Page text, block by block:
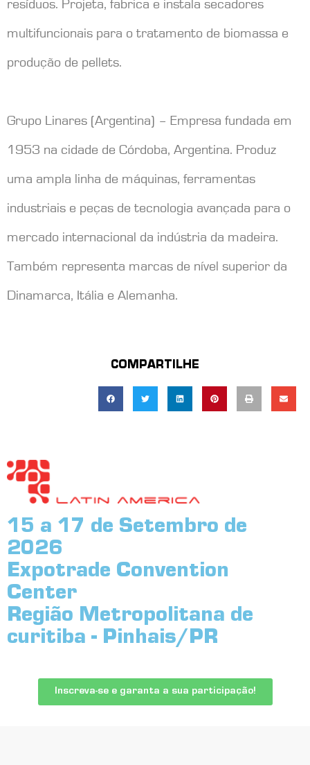
resíduos. Projeta, fabrica e instala secadores
multifuncionais para o tratamento de biomassa e
produção de pellets.
Grupo Linares (Argentina) – Empresa fundada em
1953 na cidade de Córdoba, Argentina. Produz
uma ampla linha de máquinas, ferramentas
industriais e peças de tecnologia avançada para o
mercado internacional da indústria da madeira.
Também representa marcas de nível superior da
Dinamarca, Itália e Alemanha.
COMPARTILHE
15 a 17 de Setembro de
2026
Expotrade Convention
Center
Região Metropolitana de
curitiba - Pinhais/PR
Inscreva-se e garanta a sua participação!